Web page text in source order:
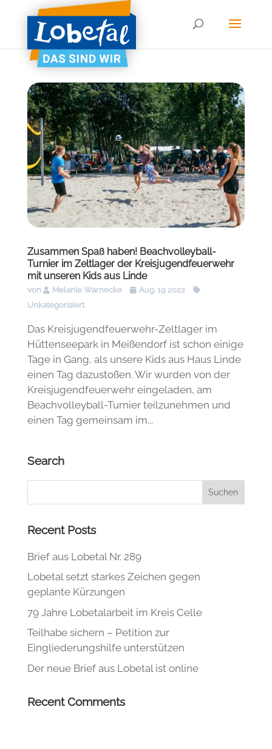
Zusammen Spaß haben! Beachvolleyball-
Turnier im Zeltlager der Kreisjugendfeuerwehr
mit unseren Kids aus Linde
von Melanie Warnecke
Aug. 19 2022
Unkategorisiert
Das Kreisjugendfeuerwehr-Zeltlager im
Hüttenseepark in Meißendorf ist schon einige
Tage in Gang, als unsere Kids aus Haus Linde
einen Tag dazustoßen. Wir wurden von der
Kreisjugendfeuerwehr eingeladen, am
Beachvolleyball-Turnier teilzunehmen und
einen Tag gemeinsam im...
Search
Recent Posts
Brief aus Lobetal Nr. 289
Lobetal setzt starkes Zeichen gegen
geplante Kürzungen
79 Jahre Lobetalarbeit im Kreis Celle
Teilhabe sichern – Petition zur
Eingliederungshilfe unterstützen
Der neue Brief aus Lobetal ist online
Recent Comments